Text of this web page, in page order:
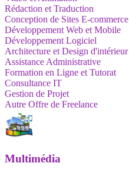
Rédaction et Traduction
Conception de Sites E-commerce
Développement Web et Mobile
Développement Logiciel
Architecture et Design d'intérieur
Assistance Administrative
Formation en Ligne et Tutorat
Consultance IT
Gestion de Projet
Autre Offre de Freelance
Multimédia